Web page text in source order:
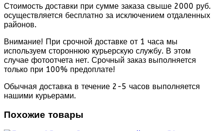
Стоимость доставки при сумме заказа свыше 2000 руб.
осуществляется бесплатно за исключением отдаленных
районов.
Внимание! При срочной доставке от 1 часа мы
используем стороннюю курьерскую службу. В этом
случае фотоотчета нет. Срочный заказ выполняется
только при 100% предоплате!
Обычная доставка в течение 2-5 часов выполняется
нашими курьерами.
Похожие товары